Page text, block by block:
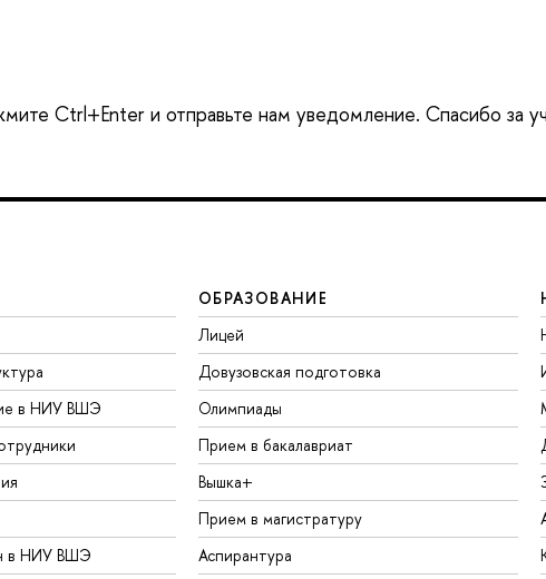
Ctrl+Enter и отправьте нам уведомление. Спасибо за
в НИУ ВШЭ
в НИУ ВШЭ
ОБРАЗОВАНИЕ
Лицей
Довузовская подготовка
Олимпиады
Прием в бакалавриат
Вышка+
Прием в магистратуру
Аспирантура